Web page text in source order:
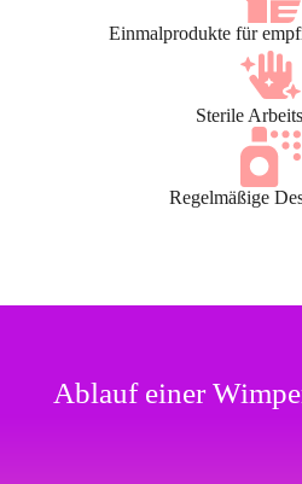
Einmalprodukte für
Sterile
Regelmäßige
Ablauf einer